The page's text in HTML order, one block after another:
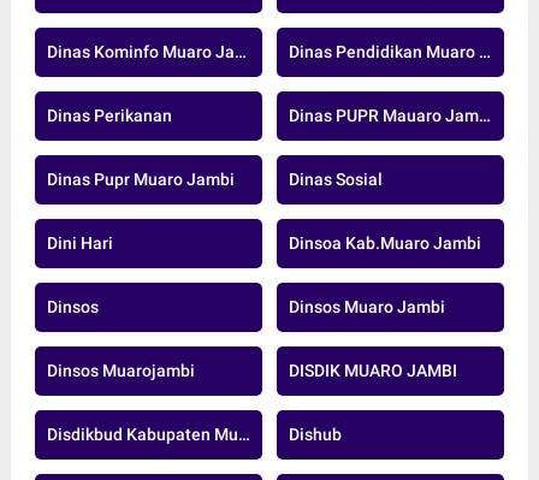
Dinas Kominfo Muaro Jambi Dinas Pendidikan Muaro Jambi
Dinas Perikanan Dinas PUPR Mauaro Jambi
Dinas Pupr Muaro Jambi Dinas Sosial
Dini Hari Dinsoa Kab.Muaro Jambi
Dinsos Dinsos Muaro Jambi
Dinsos Muarojambi DISDIK MUARO JAMBI
Disdikbud Kabupaten Muaro Jambi Dishub